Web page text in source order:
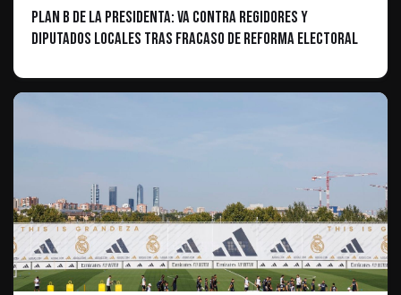
Plan B de la presidenta: va contra regidores y
diputados locales tras fracaso de reforma electoral